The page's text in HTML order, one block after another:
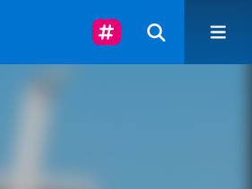
Suivez-Nous